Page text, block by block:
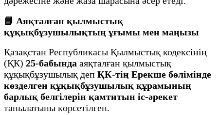
📘 Аяқталған қылмыстық
құқықбұзушылықтың ұғымы мен маңызы
Қазақстан Республикасы Қылмыстық кодексінің
(ҚК) 25-бабында аяқталған қылмыстық
құқықбұзушылық деп ҚК-тің Ерекше бөлімінде
көзделген құқықбұзушылық құрамының
барлық белгілерін қамтитын іс-әрекет
танылатыны көрсетілген.